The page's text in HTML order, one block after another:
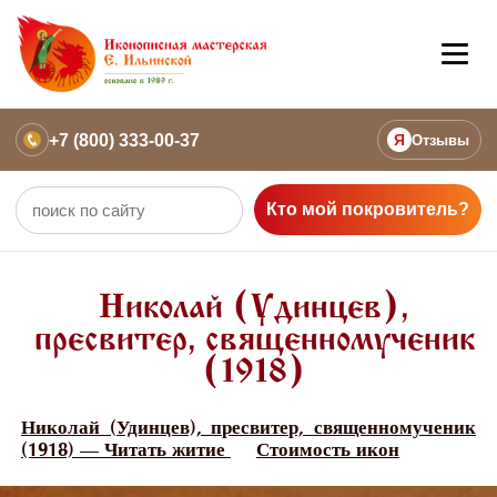
+7 (800) 333-00-37 Я Отзывы
Кто мой покровитель?
Николай (Удинцев),
пресвитер, священномученик
(1918)
Николай (Удинцев), пресвитер, священномученик
(1918) — Читать житие
Стоимость икон